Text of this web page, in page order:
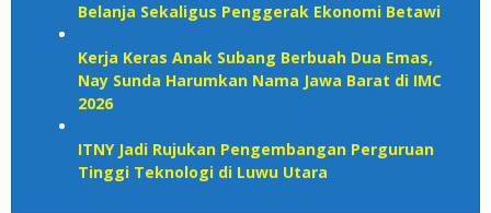
Belanja Sekaligus Penggerak Ekonomi Betawi
Kerja Keras Anak Subang Berbuah Dua Emas,
Nay Sunda Harumkan Nama Jawa Barat di IMC
2026
ITNY Jadi Rujukan Pengembangan Perguruan
Tinggi Teknologi di Luwu Utara